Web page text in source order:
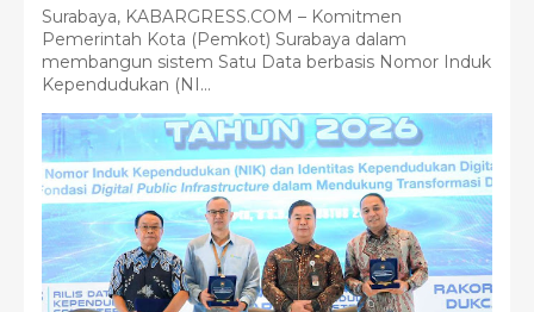
Surabaya, KABARGRESS.COM – Komitmen
Pemerintah Kota (Pemkot) Surabaya dalam
membangun sistem Satu Data berbasis Nomor Induk
Kependudukan (NI...